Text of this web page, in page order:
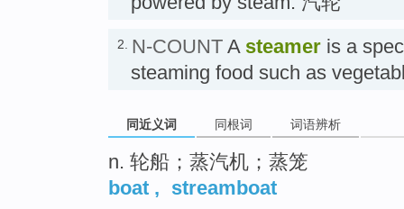
2. N-COUNT A steamer is a
steaming food such as
同近义词 同根词 词语辨析
n. 轮船；蒸汽机；蒸笼
boat , streamboat